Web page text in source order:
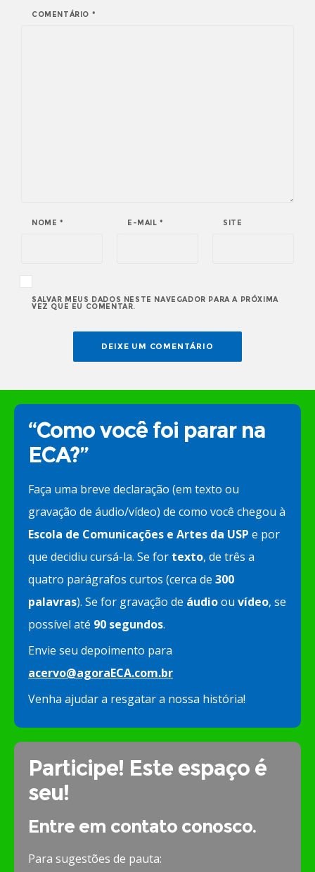
COMENTÁRIO *
NOME * E-MAIL* SITE
SALVAR MEUS DADOS NESTE NAVEGADOR PARA A PRÓXIMA
VEZ QUE EU COMENTAR.
“Como você foi parar na
ECA?”
Faça uma breve declaração (em texto ou
gravação de áudio/vídeo) de como você chegou à
Escola de Comunicações e Artes da USP e por
que decidiu cursá-la. Se for texto, de três a
quatro parágrafos curtos (cerca de 300
palavras). Se for gravação de áudioou vídeo, se
possível até 90 segundos.
Envie seu depoimento para
acervo@agoraECA.com.br
Venha ajudar a resgatar a nossa história!
Participe! Este espaço é
seu!
Entre em contato conosco.
Para sugestões de pauta: